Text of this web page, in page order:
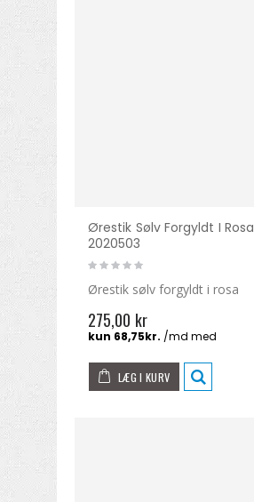
Ørestik Sølv Forgyldt I Rosa
2020503
Ørestik sølv forgyldt i rosa
275,00 kr
LÆG I KURV